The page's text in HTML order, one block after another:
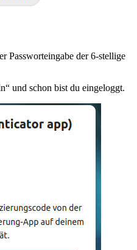
Passworteingabe der 6-stellige
und schon bist du eingeloggt.